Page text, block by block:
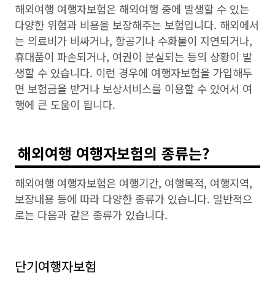
해외여행 여행자보험은 해외여행 중에 발생할 수 있는
다양한 위험과 비용을 보장해주는 보험입니다. 해외에서
는 의료비가 비싸거나, 항공기나 수화물이 지연되거나,
휴대품이 파손되거나, 여권이 분실되는 등의 상황이 발
생할 수 있습니다. 이런 경우에 여행자보험을 가입해두
면 보험금을 받거나 보상서비스를 이용할 수 있어서 여
행에 큰 도움이 됩니다.
해외여행 여행자보험의 종류는?
해외여행 여행자보험은 여행기간, 여행목적, 여행지역,
보장내용 등에 따라 다양한 종류가 있습니다. 일반적으
로는 다음과 같은 종류가 있습니다.
단기여행자보험